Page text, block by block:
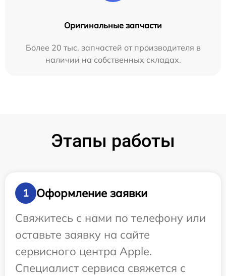
Оригинальные запчасти
Более 20 тыс. запчастей от производителя в
наличии на собственных складах.
Этапы работы
1
Оформление заявки
Свяжитесь с нами по телефону или
оставьте заявку на сайте
сервисного центра Apple.
Специалист сервиса свяжется с